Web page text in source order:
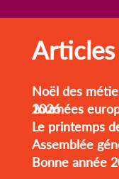
Noël des
Journées européennes des métiers d’Art 2026
Le printemps
Assemblée
Bonne année